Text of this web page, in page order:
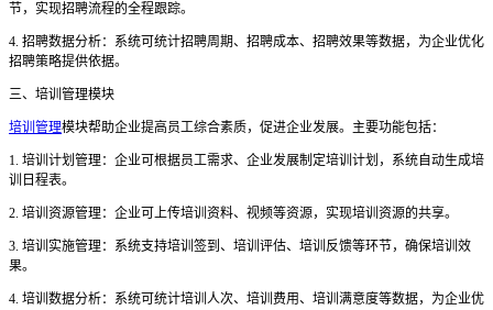
节，实现招聘流程的全程跟踪。
4. 招聘数据分析：系统可统计招聘周期、招聘成本、招聘效果等数据，为企业优化
招聘策略提供依据。
三、培训管理模块
培训管理模块帮助企业提高员工综合素质，促进企业发展。主要功能包括：
1. 培训计划管理：企业可根据员工需求、企业发展制定培训计划，系统自动生成培
训日程表。
2. 培训资源管理：企业可上传培训资料、视频等资源，实现培训资源的共享。
3. 培训实施管理：系统支持培训签到、培训评估、培训反馈等环节，确保培训效
果。
4. 培训数据分析：系统可统计培训人次、培训费用、培训满意度等数据，为企业优